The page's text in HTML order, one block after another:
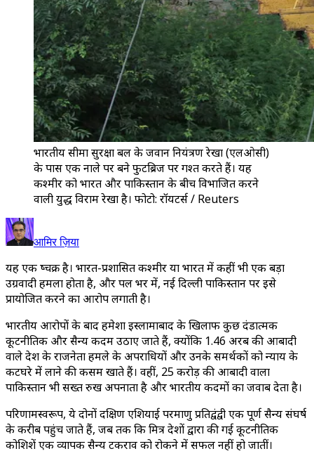
भारतीय सीमा सुरक्षा बल के जवान नियंत्रण रेखा (एलओसी)
के पास एक नाले पर बने फुटब्रिज पर गश्त करते हैं। यह
कश्मीर को भारत और पाकिस्तान के बीच विभाजित करने
वाली युद्ध विराम रेखा है। फोटो: रॉयटर्स / Reuters
आमिर ज़िया
यह एक दुष्चक्र है। भारत-प्रशासित कश्मीर या भारत में कहीं भी एक बड़ा
उग्रवादी हमला होता है, और पल भर में, नई दिल्ली पाकिस्तान पर इसे
प्रायोजित करने का आरोप लगाती है।
भारतीय आरोपों के बाद हमेशा इस्लामाबाद के खिलाफ कुछ दंडात्मक
कूटनीतिक और सैन्य कदम उठाए जाते हैं, क्योंकि 1.46 अरब की आबादी
वाले देश के राजनेता हमले के अपराधियों और उनके समर्थकों को न्याय के
कटघरे में लाने की कसम खाते हैं। वहीं, 25 करोड़ की आबादी वाला
पाकिस्तान भी सख्त रुख अपनाता है और भारतीय कदमों का जवाब देता है।
परिणामस्वरूप, ये दोनों दक्षिण एशियाई परमाणु प्रतिद्वंद्वी एक पूर्ण सैन्य संघर्ष
के करीब पहुंच जाते हैं, जब तक कि मित्र देशों द्वारा की गई कूटनीतिक
कोशिशें एक व्यापक सैन्य टकराव को रोकने में सफल नहीं हो जातीं।